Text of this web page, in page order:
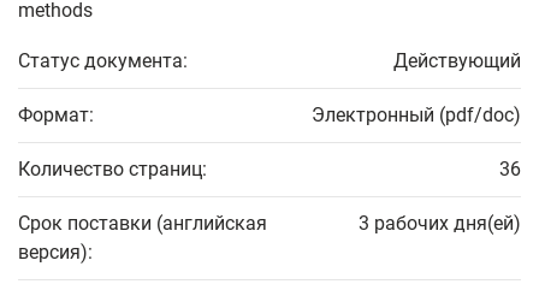
methods
Статус документа: Действующий
Формат: Электронный (pdf/doc)
Количество страниц: 36
Срок поставки (английская
версия):
3 рабочих дня(ей)